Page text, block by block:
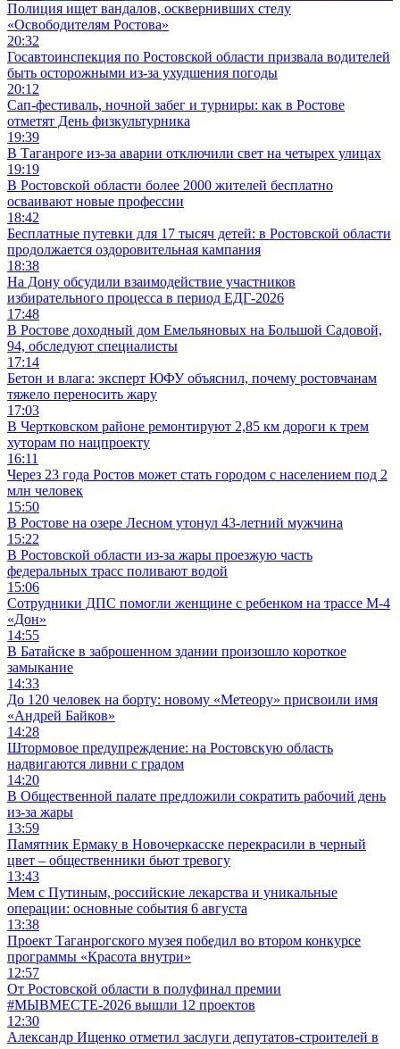
Полиция ищет вандалов, осквернивших стелу
«Освободителям Ростова»
20:32
Госавтоинспекция по Ростовской области призвала водителей
быть осторожными из-за ухудшения погоды
20:12
Сап-фестиваль, ночной забег и турниры: как в Ростове
отметят День физкультурника
19:39
В Таганроге из-за аварии отключили свет на четырех улицах
19:19
В Ростовской области более 2000 жителей бесплатно
осваивают новые профессии
18:42
Бесплатные путевки для 17 тысяч детей: в Ростовской области
продолжается оздоровительная кампания
18:38
На Дону обсудили взаимодействие участников
избирательного процесса в период ЕДГ-2026
17:48
В Ростове доходный дом Емельяновых на Большой Садовой,
94, обследуют специалисты
17:14
Бетон и влага: эксперт ЮФУ объяснил, почему ростовчанам
тяжело переносить жару
17:03
В Чертковском районе ремонтируют 2,85 км дороги к трем
хуторам по нацпроекту
16:11
Через 23 года Ростов может стать городом с населением под 2
млн человек
15:50
В Ростове на озере Лесном утонул 43-летний мужчина
15:22
В Ростовской области из-за жары проезжую часть
федеральных трасс поливают водой
15:06
Сотрудники ДПС помогли женщине с ребенком на трассе М-4
«Дон»
14:55
В Батайске в заброшенном здании произошло короткое
замыкание
14:33
До 120 человек на борту: новому «Метеору» присвоили имя
«Андрей Байков»
14:28
Штормовое предупреждение: на Ростовскую область
надвигаются ливни с градом
14:20
В Общественной палате предложили сократить рабочий день
из-за жары
13:59
Памятник Ермаку в Новочеркасске перекрасили в черный
цвет – общественники бьют тревогу
13:43
Мем с Путиным, российские лекарства и уникальные
операции: основные события 6 августа
13:38
Проект Таганрогского музея победил во втором конкурсе
программы «Красота внутри»
12:57
От Ростовской области в полуфинал премии
#МЫВМЕСТЕ-2026 вышли 12 проектов
12:30
Александр Ищенко отметил заслуги депутатов-строителей в